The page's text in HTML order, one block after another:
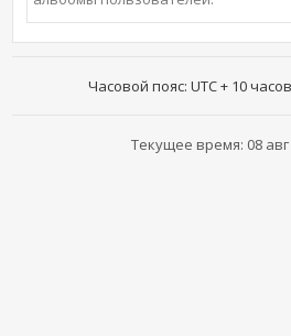
Часовой пояс: UTC + 10
Текущее время: 08 авг